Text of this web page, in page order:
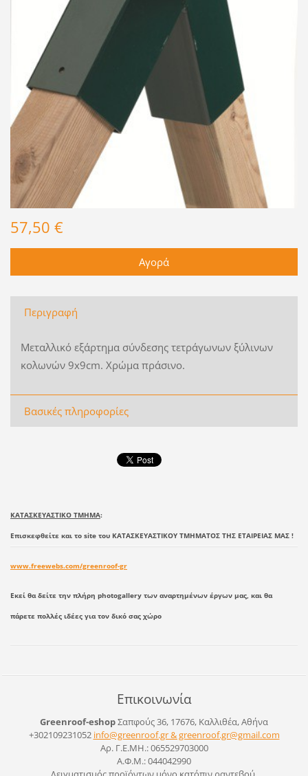
57,50 €
Περιγραφή
Μεταλλικό εξάρτημα σύνδεσης τετράγωνων ξύλινων
κολωνών 9x9cm. Χρώμα πράσινο.
Βασικές πληροφορίες
ΚΑΤΑΣΚΕΥΑΣΤΙΚΟ ΤΜΗΜΑ:
Επισκεφθείτε και το site του ΚΑΤΑΣΚΕΥΑΣΤΙΚΟΥ ΤΜΗΜΑΤΟΣ ΤΗΣ ΕΤΑΙΡΕΙΑΣ ΜΑΣ !
www.freewebs.com/greenroof-gr
Εκεί θα δείτε την πλήρη photogallery των αναρτημένων έργων μας, και θα
πάρετε πολλές ιδέες για τον δικό σας χώρο
Επικοινωνία
Greenroof-eshopΣαπφούς 36, 17676, Καλλιθέα, Αθήνα
+302109231052 info@greenroof.gr & greenroof.gr@gmail.com
Αρ. Γ.Ε.ΜΗ.: 065529703000
Α.Φ.Μ.: 044042990